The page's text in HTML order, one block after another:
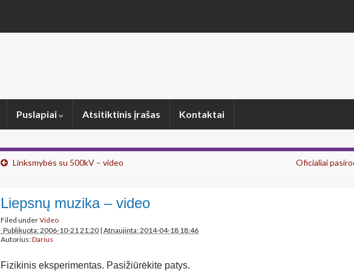
Puslapiai Atsitiktinis įrašas Kontaktai
Linksmybės su 500kV – video Oficialiai
Liepsnų muzika – video
Filed underVideo
Publikuota: 2006-10-21 21:20 | Atnaujinta: 2014-04-18 18:46
Autorius:Darius
Fizikinis eksperimentas. Pasižiūrėkite patys.